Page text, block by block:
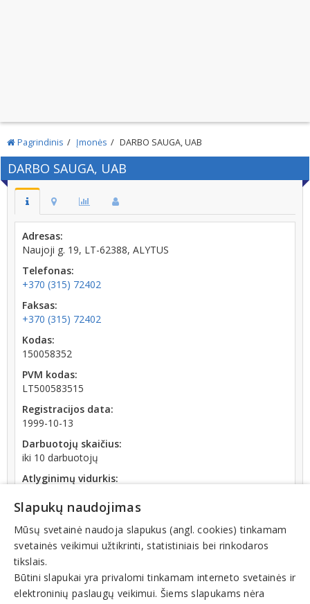
Pagrindinis Įmonės DARBO SAUGA, UAB
DARBO SAUGA, UAB
Adresas:
Naujoji g. 19, LT-62388, ALYTUS
Telefonas:
+370 (315) 72402
Faksas:
+370 (315) 72402
Kodas:
150058352
PVM kodas:
LT500583515
Registracijos data:
1999-10-13
Darbuotojų skaičius:
iki 10 darbuotojų
Atlyginimų vidurkis:
SoDra įmokų suma:
1 320,87 € (2026 m. 06 mėn.)
Apyvarta:
276 466 €, pelnas po mokesčių 0,9 % (2025 m.)
Slapukų naudojimas
Mūsų svetainė naudoja slapukus (angl. cookies) tinkamam
svetainės veikimui užtikrinti, statistiniais bei rinkodaros
tikslais.
Būtini slapukai yra privalomi tinkamam interneto svetainės ir
elektroninių paslaugų veikimui. Šiems slapukams nėra